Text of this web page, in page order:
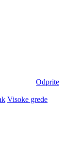
Odprite
Visoke grede